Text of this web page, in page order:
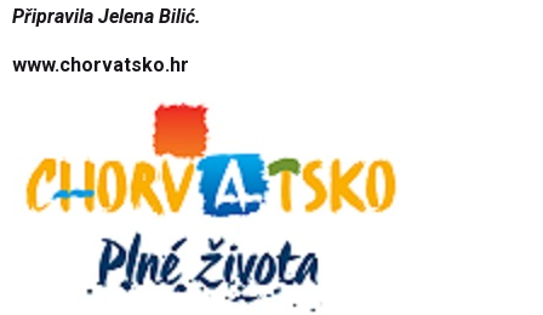
Připravila Jelena Bilić.
www.chorvatsko.hr